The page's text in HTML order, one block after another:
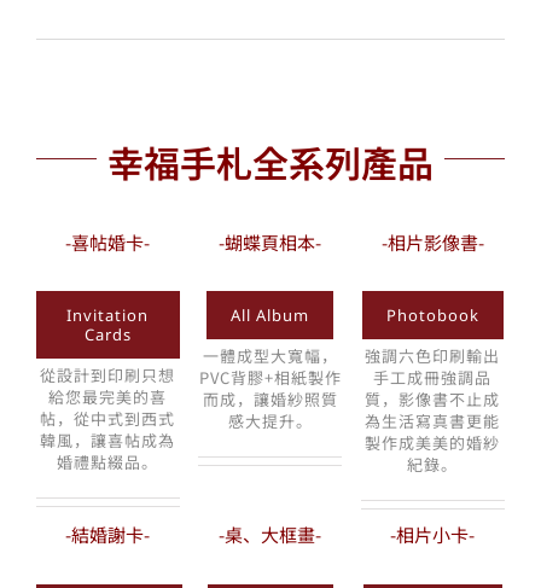
幸福手札全系列產品
-喜帖婚卡-
Invitation
Cards
從設計到印刷只想
給您最完美的喜
帖，從中式到西式
韓風，讓喜帖成為
婚禮點綴品。
-蝴蝶頁相本-
All Album
一體成型大寬幅，
PVC背膠+相紙製作
而成，讓婚紗照質
感大提升。
-相片影像書-
Photobook
強調六色印刷輸出
手工成冊強調品
質，影像書不止成
為生活寫真書更能
製作成美美的婚紗
紀錄。
-結婚謝卡- -桌、大框畫- -相片小卡-